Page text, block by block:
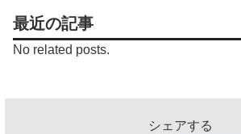
最近の記事
No related posts.
シェアする